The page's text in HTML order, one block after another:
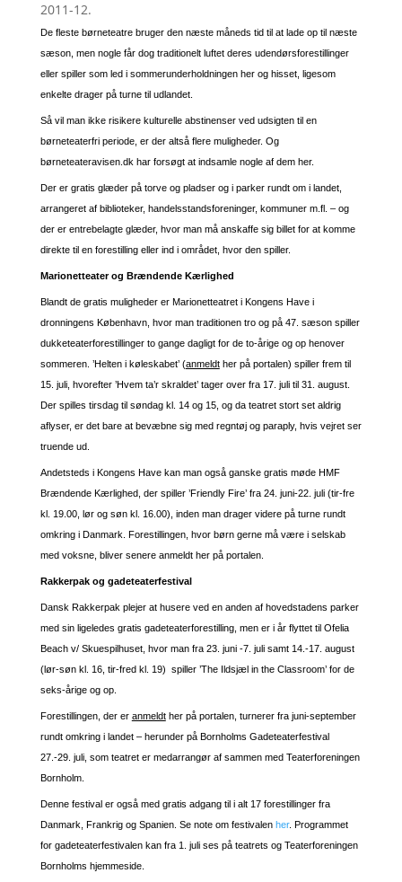
2011-12.
De fleste børneteatre bruger den næste måneds tid til at lade op til næste
sæson, men nogle får dog traditionelt luftet deres udendørsforestillinger
eller spiller som led i sommerunderholdningen her og hisset, ligesom
enkelte drager på turne til udlandet.
Så vil man ikke risikere kulturelle abstinenser ved udsigten til en
børneteaterfri periode, er der altså flere muligheder. Og
børneteateravisen.dk har forsøgt at indsamle nogle af dem her.
Der er gratis glæder på torve og pladser og i parker rundt om i landet,
arrangeret af biblioteker, handelsstandsforeninger, kommuner m.fl. – og
der er entrebelagte glæder, hvor man må anskaffe sig billet for at komme
direkte til en forestilling eller ind i området, hvor den spiller.
Marionetteater og Brændende Kærlighed
Blandt de gratis muligheder er Marionetteatret i Kongens Have i
dronningens København, hvor man traditionen tro og på 47. sæson spiller
dukketeaterforestillinger to gange dagligt for de to-årige og op henover
sommeren. ’Helten i køleskabet’ (anmeldther på portalen) spiller frem til
15. juli, hvorefter ’Hvem ta’r skraldet’ tager over fra 17. juli til 31. august.
Der spilles tirsdag til søndag kl. 14 og 15, og da teatret stort set aldrig
aflyser, er det bare at bevæbne sig med regntøj og paraply, hvis vejret ser
truende ud.
Andetsteds i Kongens Have kan man også ganske gratis møde HMF
Brændende Kærlighed, der spiller ’Friendly Fire’ fra 24. juni-22. juli (tir-fre
kl. 19.00, lør og søn kl. 16.00), inden man drager videre på turne rundt
omkring i Danmark. Forestillingen, hvor børn gerne må være i selskab
med voksne, bliver senere anmeldt her på portalen.
Rakkerpak og gadeteaterfestival
Dansk Rakkerpak plejer at husere ved en anden af hovedstadens parker
med sin ligeledes gratis gadeteaterforestilling, men er i år flyttet til Ofelia
Beach v/ Skuespilhuset, hvor man fra 23. juni -7. juli samt 14.-17. august
(lør-søn kl. 16, tir-fred kl. 19) spiller ’The Ildsjæl in the Classroom’ for de
seks-årige og op.
Forestillingen, der er anmeldther på portalen, turnerer fra juni-september
rundt omkring i landet – herunder på Bornholms Gadeteaterfestival
27.-29. juli, som teatret er medarrangør af sammen med Teaterforeningen
Bornholm.
Denne festival er også med gratis adgang til i alt 17 forestillinger fra
Danmark, Frankrig og Spanien. Se note om festivalen her. Programmet
for gadeteaterfestivalen kan fra 1. juli ses på teatrets og Teaterforeningen
Bornholms hjemmeside.